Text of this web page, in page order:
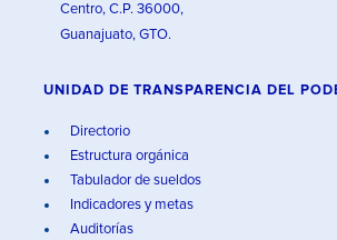
Centro, C.P. 36000,
Guanajuato, GTO.
UNIDAD DE TRANSPARENCIA DEL
Directorio
Estructura orgánica
Tabulador de sueldos
Indicadores y metas
Auditorías